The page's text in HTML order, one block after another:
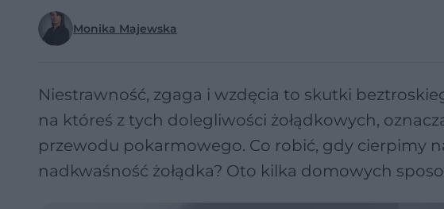
Monika Majewska
Niestrawność, zgaga i wzdęcia to skutki
na któreś z tych dolegliwości żołądkowych,
przewodu pokarmowego. Co robić, gdy cierpimy
nadkwaśność żołądka? Oto kilka domowych